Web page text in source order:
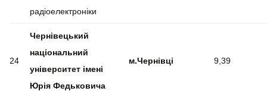
радіоелектроніки
24
Чернівецький
національний
університет імені
Юрія Федьковича
м.Чернівці 9,39